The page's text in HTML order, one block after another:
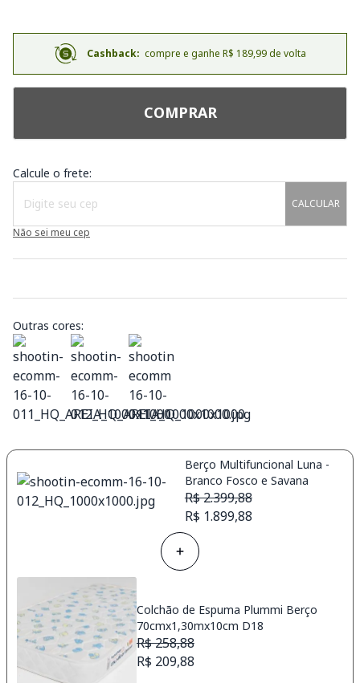
Cashback: compre e ganhe R$ 189,99 de volta
COMPRAR
Calcule o frete:
CALCULAR
Não sei meu cep
Outras cores:
Berço Multifuncional Luna -
Branco Fosco e Savana
R$ 2.399,88
R$ 1.899,88
Colchão de Espuma Plummi Berço
70cmx1,30mx10cm D18
R$ 258,88
R$ 209,88